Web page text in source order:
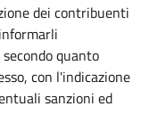
dei contribuenti
quanto
con l'indicazione
sanzioni ed